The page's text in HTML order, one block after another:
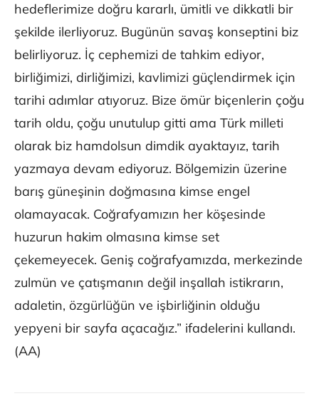
hedeflerimize doğru kararlı, ümitli ve dikkatli bir
şekilde ilerliyoruz. Bugünün savaş konseptini biz
belirliyoruz. İç cephemizi de tahkim ediyor,
birliğimizi, dirliğimizi, kavlimizi güçlendirmek için
tarihi adımlar atıyoruz. Bize ömür biçenlerin çoğu
tarih oldu, çoğu unutulup gitti ama Türk milleti
olarak biz hamdolsun dimdik ayaktayız, tarih
yazmaya devam ediyoruz. Bölgemizin üzerine
barış güneşinin doğmasına kimse engel
olamayacak. Coğrafyamızın her köşesinde
huzurun hakim olmasına kimse set
çekemeyecek. Geniş coğrafyamızda, merkezinde
zulmün ve çatışmanın değil inşallah istikrarın,
adaletin, özgürlüğün ve işbirliğinin olduğu
yepyeni bir sayfa açacağız.” ifadelerini kullandı.
(AA)